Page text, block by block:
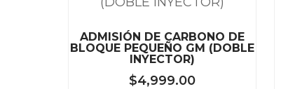
ADMISIÓN DE CARBONO DE
BLOQUE PEQUEÑO GM (DOBLE
INYECTOR)
$4,999.00